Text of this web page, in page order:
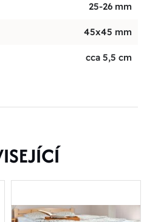
25-26 mm
45x45 mm
cca 5,5 cm